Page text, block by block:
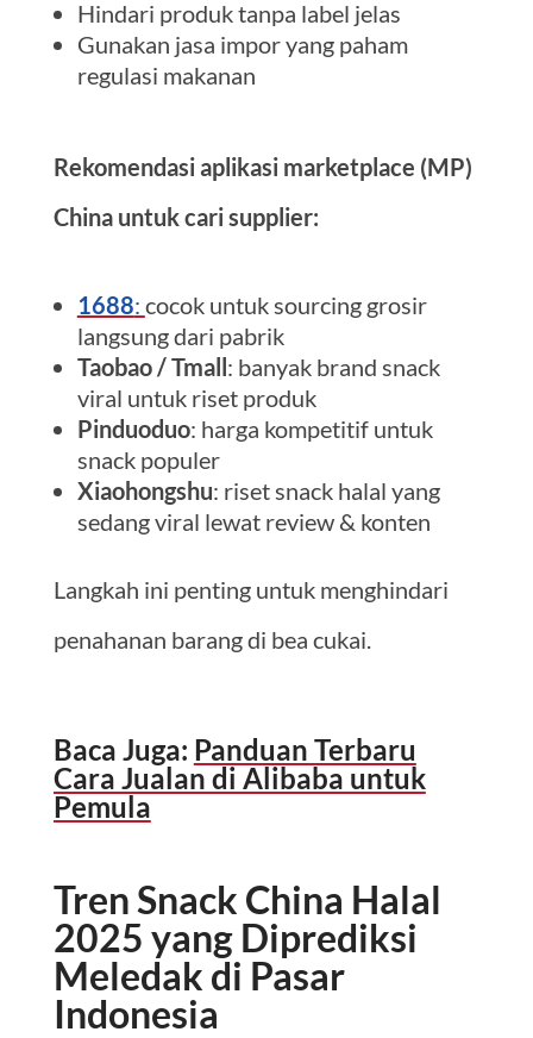
Hindari produk tanpa label jelas
Gunakan jasa impor yang paham
regulasi makanan
Rekomendasi aplikasi marketplace (MP)
China untuk cari supplier:
1688: cocok untuk sourcing grosir
langsung dari pabrik
Taobao / Tmall: banyak brand snack
viral untuk riset produk
Pinduoduo: harga kompetitif untuk
snack populer
Xiaohongshu: riset snack halal yang
sedang viral lewat review & konten
Langkah ini penting untuk menghindari
penahanan barang di bea cukai.
Baca Juga: Panduan Terbaru
Cara Jualan di Alibaba untuk
Pemula
Tren Snack China Halal
2025 yang Diprediksi
Meledak di Pasar
Indonesia